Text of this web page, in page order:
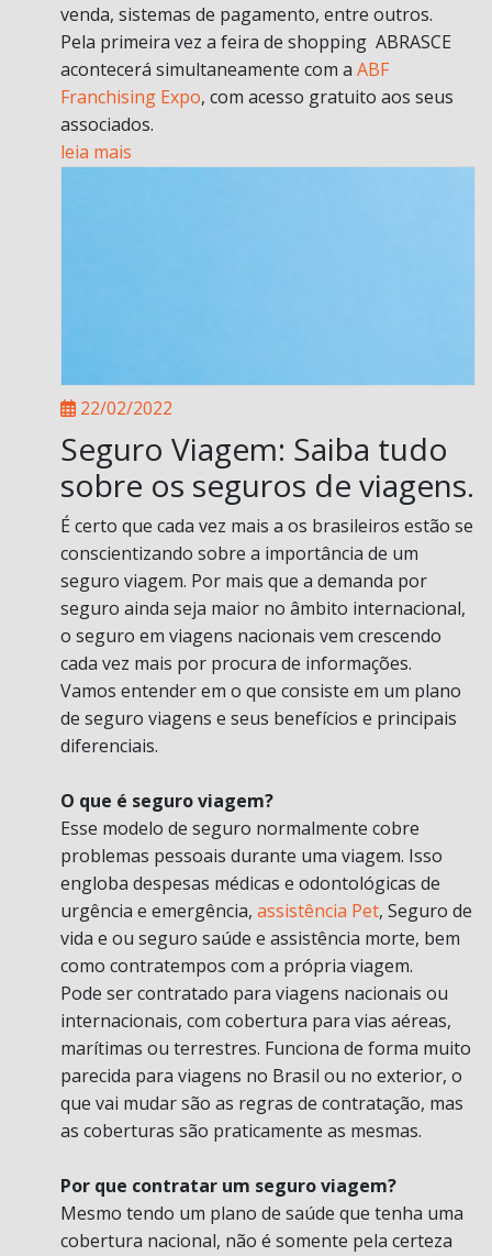
venda, sistemas de pagamento, entre outros.
Pela primeira vez a feira de shopping ABRASCE
acontecerá simultaneamente com a ABF
Franchising Expo, com acesso gratuito aos seus
associados.
leia mais
22/02/2022
Seguro Viagem: Saiba tudo
sobre os seguros de viagens.
É certo que cada vez mais a os brasileiros estão se
conscientizando sobre a importância de um
seguro viagem. Por mais que a demanda por
seguro ainda seja maior no âmbito internacional,
o seguro em viagens nacionais vem crescendo
cada vez mais por procura de informações.
Vamos entender em o que consiste em um plano
de seguro viagens e seus benefícios e principais
diferenciais.
O que é seguro viagem?
Esse modelo de seguro normalmente cobre
problemas pessoais durante uma viagem. Isso
engloba despesas médicas e odontológicas de
urgência e emergência, assistência Pet, Seguro de
vida e ou seguro saúde e assistência morte, bem
como contratempos com a própria viagem.
Pode ser contratado para viagens nacionais ou
internacionais, com cobertura para vias aéreas,
marítimas ou terrestres. Funciona de forma muito
parecida para viagens no Brasil ou no exterior, o
que vai mudar são as regras de contratação, mas
as coberturas são praticamente as mesmas.
Por que contratar um seguro viagem?
Mesmo tendo um plano de saúde que tenha uma
cobertura nacional, não é somente pela certeza